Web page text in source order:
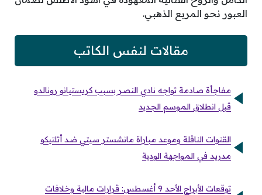
العبور نحو المربع الذهبي.
مقالات لنفس الكاتب
مفاجأة صادمة تواجه نادي النصر بسبب كريستيانو رونالدو
قبل انطلاق الموسم الجديد
القنوات الناقلة وموعد مباراة مانشستر سيتي ضد أتلتيكو
مدريد في المواجهة الودية
توقعات الأبراج الأحد 9 أغسطس: قرارات مالية وخلافات